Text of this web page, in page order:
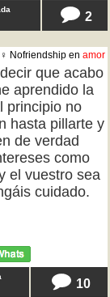
2
♀ Nofriendship en amor
que acabo
aprendido la
principio no
hasta pillarte y
de verdad
como
el vuestro sea
cuidado.
10